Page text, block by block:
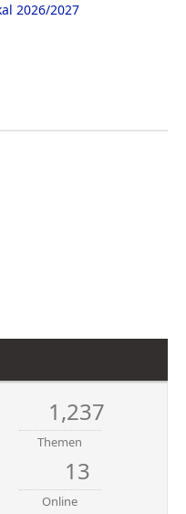
2026/2027
1,237
Themen
13
Online